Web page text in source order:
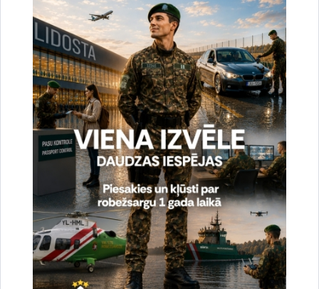
Reģistrē unikālu ID, kas tiek izmantots
statistisko datu iegūšanai par to, kā
apmeklētājs izmanto vietni.
2 gadi
_gat
Statistikas sīkdatnes (nepieciešamas, lai
uzlabotu vietnes darbību un
pakalpojumus)
Izmanto Google Analytics, lai samazinātu
pieprasījuma līmeni.
1 minūte